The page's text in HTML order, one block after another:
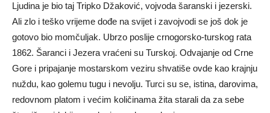
Ljudina je bio taj Tripko Džaković, vojvoda šaranski i jezerski.
Ali zlo i teško vrijeme dođe na svijet i zavojvodi se još dok je
gotovo bio momčuljak. Ubrzo poslije crnogorsko-turskog rata
1862. Šaranci i Jezera vraćeni su Turskoj. Odvajanje od Crne
Gore i pripajanje mostarskom veziru shvatiše ovde kao krajnju
nuždu, kao golemu tugu i nevolju. Turci su se, istina, darovima,
redovnom platom i većim količinama žita starali da za sebe